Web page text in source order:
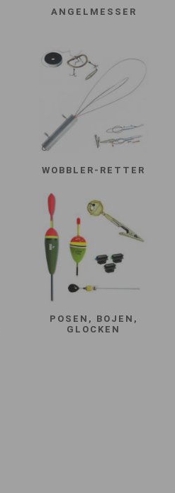
ANGELMESSER
WOBBLER-RETTER
POSEN, BOJEN,
GLOCKEN